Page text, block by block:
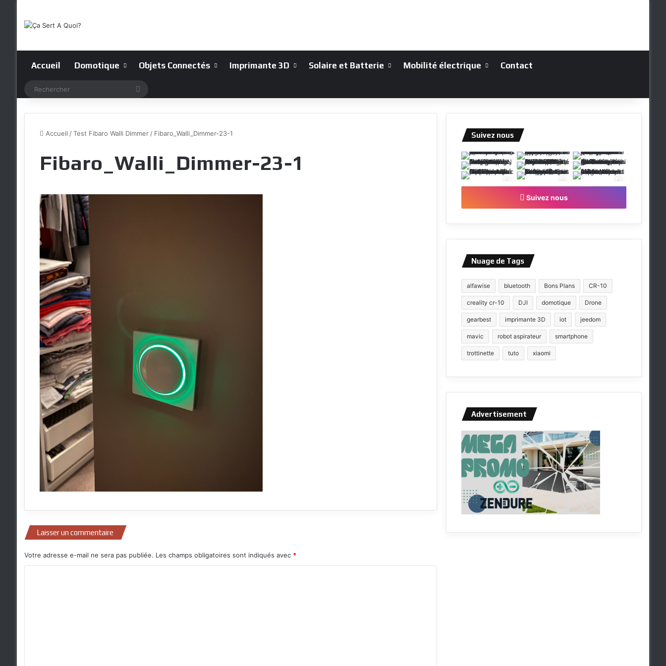
Accueil Domotique Objets Connectés Imprimante 3D Solaire et Batterie Mobilité électrique Contact
Accueil / Test Fibaro Walli Dimmer / Fibaro_Walli_Dimmer-23-1
Fibaro_Walli_Dimmer-23-1
Laisser un commentaire
Votre adresse e-mail ne sera pas publiée. Les champs obligatoires sont indiqués avec *
Suivez nous
Suivez nous
Nuage de Tags
alfawise bluetooth Bons Plans CR-10
creality cr-10 DJI domotique Drone
gearbest imprimante 3D iot jeedom
mavic robot aspirateur smartphone
trottinette tuto xiaomi
Advertisement